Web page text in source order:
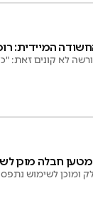
המיידית:
לא קונים זאת:
חבלה מוכן
ומוכן לשימוש